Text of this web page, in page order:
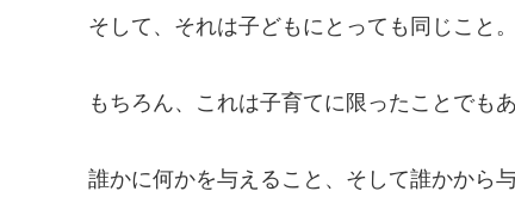
そして、それは子どもにとっても同じこと。
もちろん、これは子育てに限ったことでもあ
誰かに何かを与えること、そして誰かから